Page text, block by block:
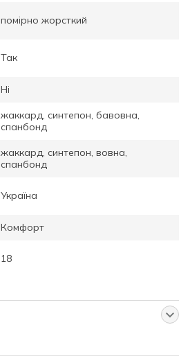
помірно жорсткий
Так
Ні
жаккард, синтепон, бавовна,
спанбонд
жаккард, синтепон, вовна,
спанбонд
Україна
Комфорт
18